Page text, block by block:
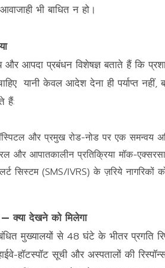
भी बाधित न हो।
और आपदा प्रबंधन विशेषज्ञ बताते हैं कि
यानी केवल आदेश देना ही पर्याप्त
हैं:
और प्रमुख रोड-नोड पर एक समन्वय
और आपातकालीन प्रतिक्रिया मॉक-
सिस्टम (SMS/IVRS) के ज़रिये नागरिकों को
क्या देखने को मिलेगा
मुख्यालयों से 48 घंटे के भीतर प्रगति
हॉटस्पॉट सूची और अस्पतालों की